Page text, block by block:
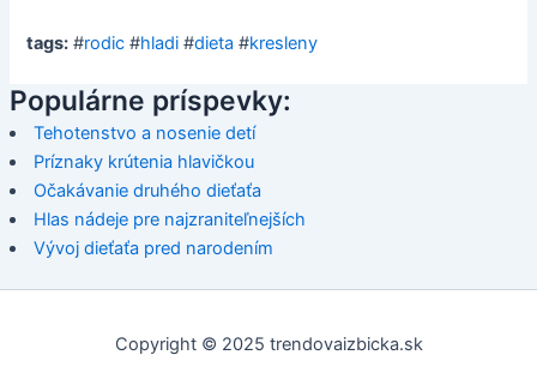
tags: #rodic #hladi #dieta #kresleny
Populárne príspevky:
Tehotenstvo a nosenie detí
Príznaky krútenia hlavičkou
Očakávanie druhého dieťaťa
Hlas nádeje pre najzraniteľnejších
Vývoj dieťaťa pred narodením
Copyright © 2025 trendovaizbicka.sk